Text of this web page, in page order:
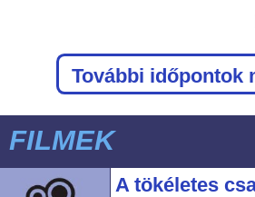
További időpontok
FILMEK
A tökéletes